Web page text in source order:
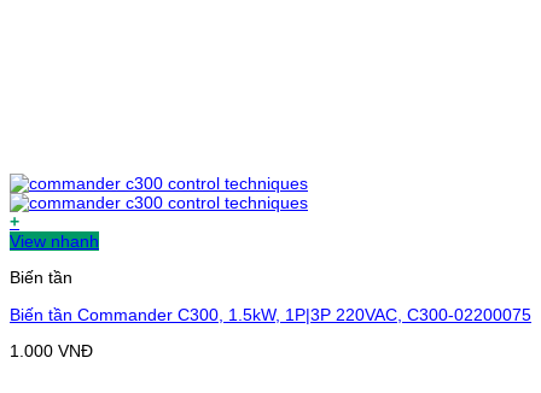
+
View nhanh
Biến tần
Biến tần Commander C300, 1.5kW, 1P|3P 220VAC, C300-02200075
1.000 VNĐ